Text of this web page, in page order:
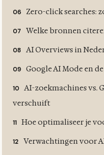
Zero-click searches:
Welke bronnen
AI Overviews in
Google AI Mode en
AI-zoekmachines vs.
verschuift
Hoe optimaliseer je
Verwachtingen voor